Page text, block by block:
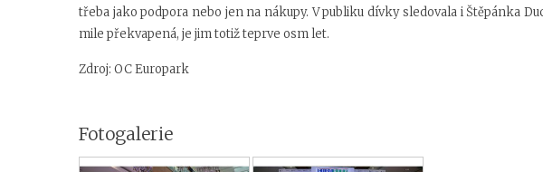
třeba jako podpora nebo jen na nákupy. V publiku dívky sledovala i Štěpánka
mile překvapená, je jim totiž teprve osm let.
Zdroj: OC Europark
Fotogalerie